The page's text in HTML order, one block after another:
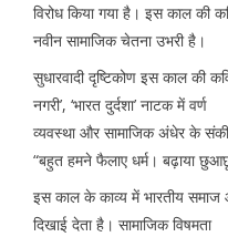
विरोध किया गया है। इस काल की
नवीन सामाजिक चेतना उभरी है।
सुधारवादी दृष्टिकोण इस काल की
नगरी’, ‘भारत दुर्दशा’ नाटक में वर्ण
व्यवस्था और सामाजिक अंधेर के
“बहुत हमने फैलाए धर्म। बढ़ाया
इस काल के काव्य में भारतीय
दिखाई देता है। सामाजिक विषमता